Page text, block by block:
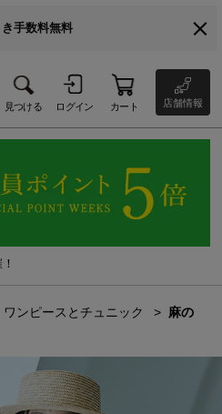
手数料無料
見つける ログイン カート 店舗情報
ワンピースとチュニック
麻の